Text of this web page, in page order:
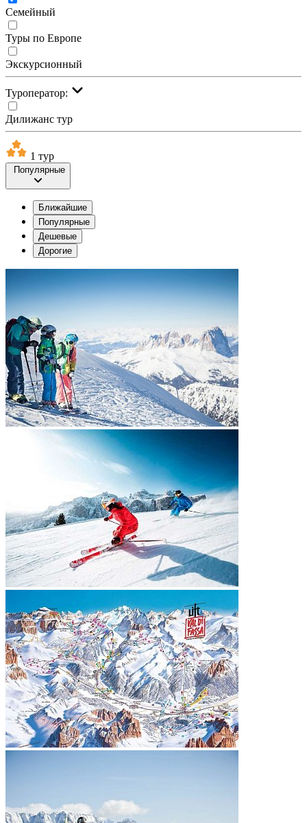
Семейный
Туры по Европе
Экскурсионный
Туроператор:
Дилижанс тур
1 тур
Популярные
Ближайшие
Популярные
Дешевые
Дорогие